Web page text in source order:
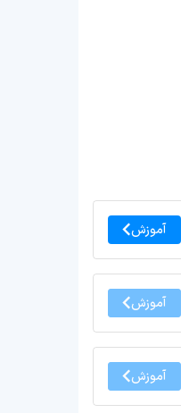
آموزش
آموزش
آموزش